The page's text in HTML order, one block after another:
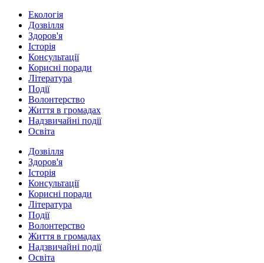
Екологія
Дозвілля
Здоров'я
Історія
Консультації
Корисні поради
Література
Події
Волонтерство
Життя в громадах
Надзвичайні події
Освіта
Дозвілля
Здоров'я
Історія
Консультації
Корисні поради
Література
Події
Волонтерство
Життя в громадах
Надзвичайні події
Освіта